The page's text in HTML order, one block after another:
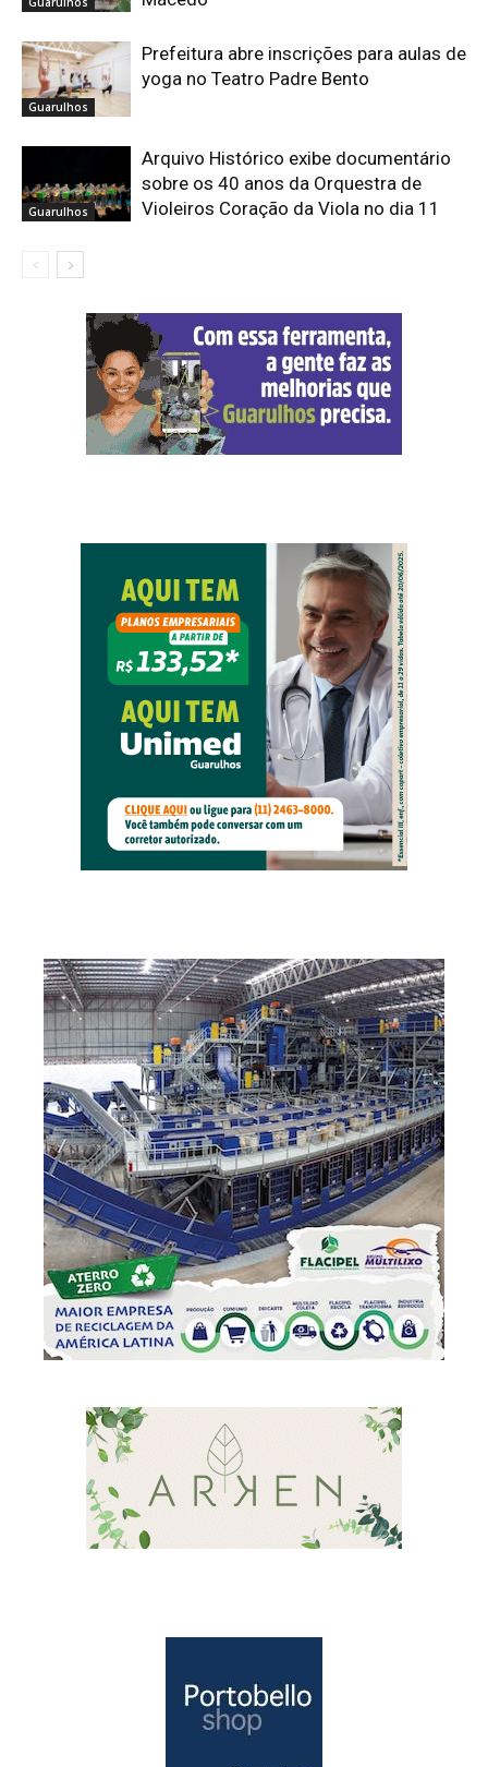
Guarulhos
Prefeitura abre inscrições para aulas de
yoga no Teatro Padre Bento
Guarulhos
Arquivo Histórico exibe documentário
sobre os 40 anos da Orquestra de
Violeiros Coração da Viola no dia 11